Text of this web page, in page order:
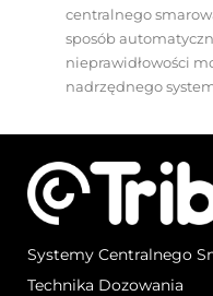
centralnego
sposób
nieprawidłowości
nadrzędnego
Systemy Centralnego
Technika Dozowania